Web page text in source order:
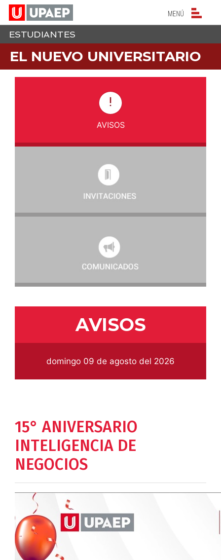
NAVEGACIÓN
MENÚ
ESTUDIANTES
EL NUEVO UNIVERSITARIO
AVISOS
AVISOS
domingo 09 de agosto del 2026
15° ANIVERSARIO
INTELIGENCIA DE
NEGOCIOS